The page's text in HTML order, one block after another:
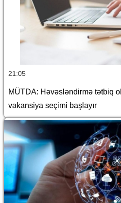
21:05
MÜTDA: Həvəsləndirmə tətbiq
vakansiya seçimi başlayır